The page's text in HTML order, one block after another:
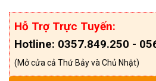
Hỗ Trợ Trực Tuyến:
Hotline: 0357.849.250 -
(Mở cửa cả Thứ Bảy và Chủ Nhật)